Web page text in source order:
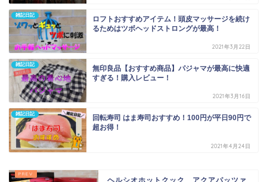
雑記日記
ロフトおすすめアイテム！頭皮マッサージを続け
るためはツボヘッドストロングが最高！
2021年3月22日
雑記日記
無印良品【おすすめ商品】パジャマが最高に快適
すぎる！購入レビュー！
2021年3月16日
雑記日記
回転寿司 はま寿司おすすめ！100円が平日90円で
超お得！
2021年4月24日
ヘルシオホットクック アクアパッツァ